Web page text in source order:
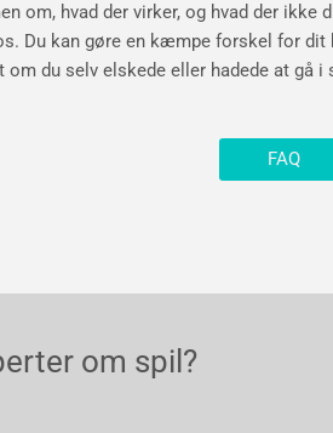
om, hvad der virker, og hvad der
Du kan gøre en kæmpe forskel for
om du selv elskede eller hadede at gå i
FAQ
om spil?